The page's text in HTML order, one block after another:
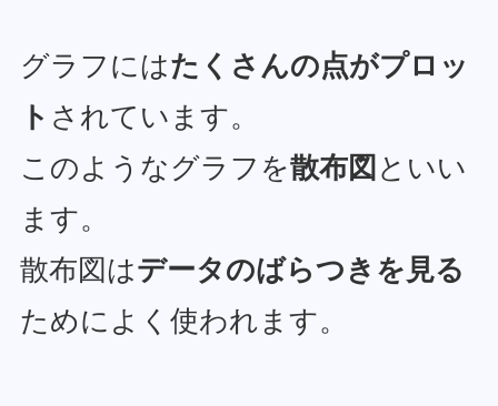
グラフにはたくさんの点がプロッ
ト されています。
このようなグラフを散布図 といい
ます。
散布図はデータのばらつきを見る
ためによく使われます。